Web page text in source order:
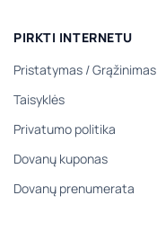
PIRKTI INTERNETU
Pristatymas /Grąžinimas
Taisyklės
Privatumo politika
Dovanų kuponas
Dovanų prenumerata